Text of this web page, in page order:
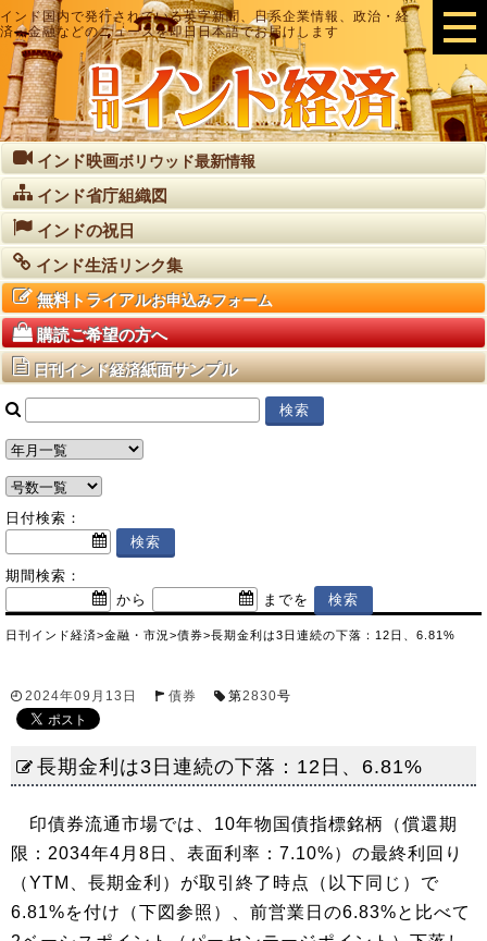
インド国内で発行されている英字新聞、日系企業情報、政治・経
済・金融などのニュースを即日日本語でお届けします
インド映画ボリウッド最新情報
インド省庁組織図
インドの祝日
インド生活リンク集
無料トライアルお申込みフォーム
購読ご希望の方へ
日刊インド経済紙面サンプル
日付検索：
期間検索：
から
までを
日刊インド経済>金融・市況 >債券>長期金利は3日連続の下落：12日、6.81%
2024年09月13日 債券 第2830号
長期金利は3日連続の下落：12日、6.81%
印債券流通市場では、10年物国債指標銘柄（償還期
限：2034年4月8日、表面利率：7.10%）の最終利回り
（YTM、長期金利）が取引終了時点（以下同じ）で
6.81%を付け（下図参照）、前営業日の6.83%と比べて